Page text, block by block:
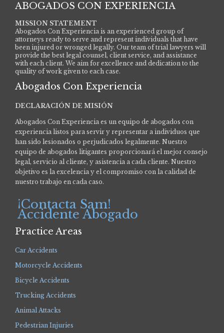
ABOGADOS CON EXPERIENCIA
MISSION STATEMENT
Abogados Con Experiencia is an experienced group of
attorneys ready to serve and represent individuals that have
been injured or wronged legally. Our team of trial lawyers will
provide the best legal counsel, client service, and assistance
with each client. We aim for excellence and dedication to the
quality of work given to each case.
Abogados Con Experiencia
DECLARACIÓN DE MISIÓN
Abogados Con Experiencia es un equipo de abogados con
experiencia listos para servir y representar a individuos que
han sido lesionados o perjudicados legalmente. Nuestro
equipo de abogados litigantes proporcionará el mejor consejo
legal, servicio al cliente, y asistencia a cada cliente. Nuestro
objetivo es la excelencia y el compromiso con la calidad de
nuestro trabajo en cada caso.
¡Contacta Sam!
Accidente Abogado
Practice Areas
Car Accidents
Motorcycle Accidents
Bicycle Accidents
Trucking Accidents
Animal Attacks
Pedestrian Injuries